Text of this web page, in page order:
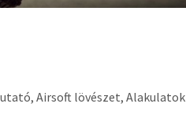
Airsoft lövészet, Alakulatok